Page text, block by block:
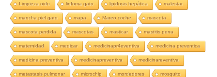
Limpieza oido linfoma gato lipidosis hepática malestar
mancha piel gato mapa Mareo coche mascota
mascota perdida mascotas masticar mastitis perra
maternidad medicar medicinapr4eventiva medicina preventica
medicina preventiva medicinapreventiva medicinareventiva
metastasis pulmonar microchip mordedores mosquito